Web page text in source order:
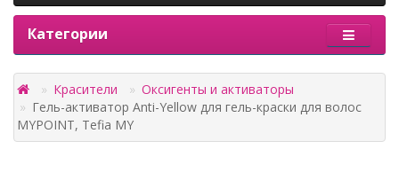
Категории
Красители
Оксигенты и активаторы
Гель-активатор Anti-Yellow для гель-краски для волос
MYPOINT, Tefia MY